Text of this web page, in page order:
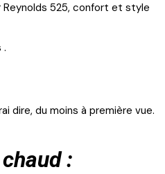
Reynolds 525, confort et style
.
dire, du moins à première vue.
: